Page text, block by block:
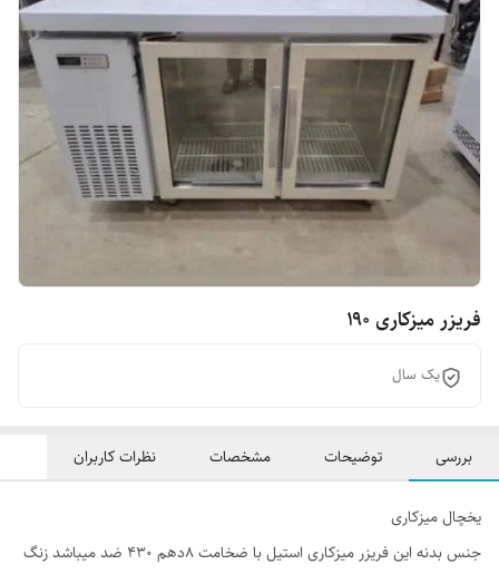
فریزر میزکاری ۱۹۰
یک سال
بررسی توضیحات مشخصات نظرات کاربران
یخچال میزکاری
جنس بدنه این فریزر میزکاری استیل با ضخامت 8دهم 430 ضد میباشد زنگ